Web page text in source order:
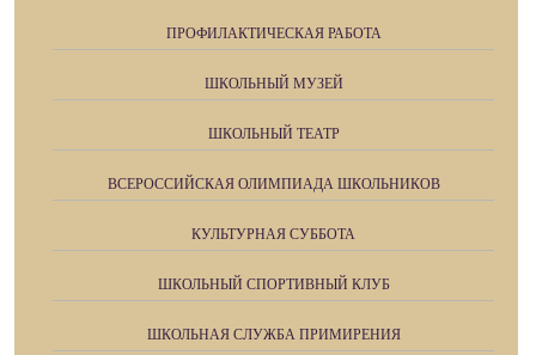
ПРОФИЛАКТИЧЕСКАЯ РАБОТА
ШКОЛЬНЫЙ МУЗЕЙ
ШКОЛЬНЫЙ ТЕАТР
ВСЕРОССИЙСКАЯ ОЛИМПИАДА ШКОЛЬНИКОВ
КУЛЬТУРНАЯ СУББОТА
ШКОЛЬНЫЙ СПОРТИВНЫЙ КЛУБ
ШКОЛЬНАЯ СЛУЖБА ПРИМИРЕНИЯ